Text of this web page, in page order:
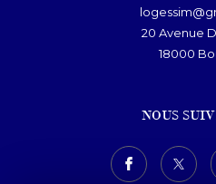
20 Avenue
18000
NOUS